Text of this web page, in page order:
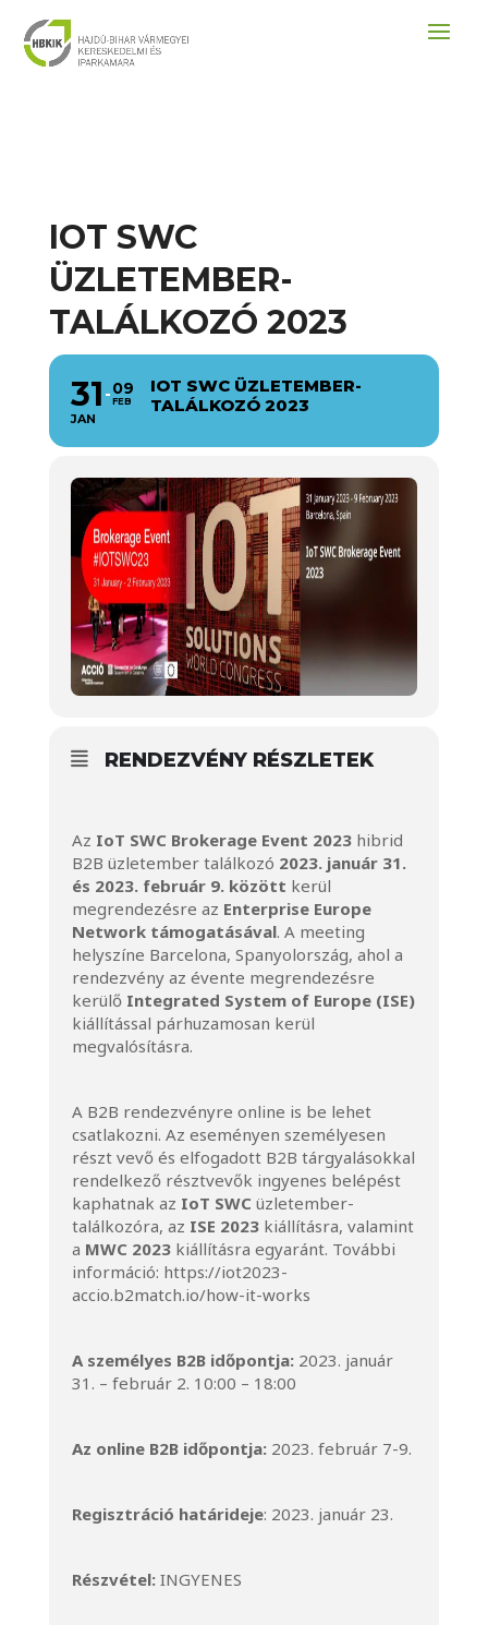
IOT SWC
ÜZLETEMBER-
TALÁLKOZÓ 2023
31
JAN
09
FEB
IOT SWC ÜZLETEMBER-
TALÁLKOZÓ 2023
RENDEZVÉNY RÉSZLETEK
Az IoT SWC Brokerage Event 2023 hibrid
B2B üzletember találkozó 2023. január 31.
és 2023. február 9. között kerül
megrendezésre az Enterprise Europe
Network támogatásával. A meeting
helyszíne Barcelona, Spanyolország, ahol a
rendezvény az évente megrendezésre
kerülő Integrated System of Europe (ISE)
kiállítással párhuzamosan kerül
megvalósításra.
A B2B rendezvényre online is be lehet
csatlakozni. Az eseményen személyesen
részt vevő és elfogadott B2B tárgyalásokkal
rendelkező résztvevők ingyenes belépést
kaphatnak az IoT SWC üzletember-
találkozóra, az ISE 2023kiállításra, valamint
a MWC 2023kiállításra egyaránt. További
információ: https://iot2023-
accio.b2match.io/how-it-works
A személyes B2B időpontja: 2023. január
31. – február 2. 10:00 – 18:00
Az online B2B időpontja: 2023. február 7-9.
Regisztráció határideje: 2023. január 23.
Részvétel:INGYENES